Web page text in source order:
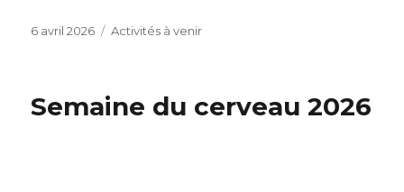
Publié
6 avril 2026 Catégories
Activités à venir
Semaine du cerveau 2026